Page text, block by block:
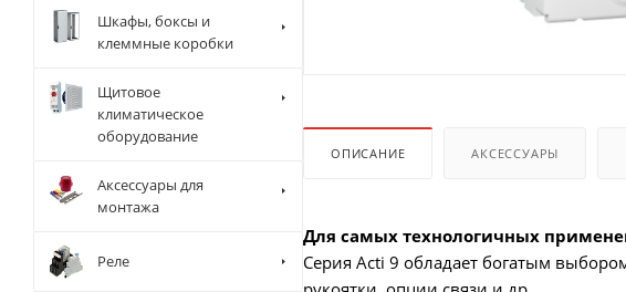
ОПИСАНИЕ АКСЕССУАРЫ
Для самых технологичных
Серия Acti 9 обладает богатым
Шкафы, боксы и
клеммные коробки
Щитовое
климатическое
оборудование
Аксессуары для
монтажа
Реле